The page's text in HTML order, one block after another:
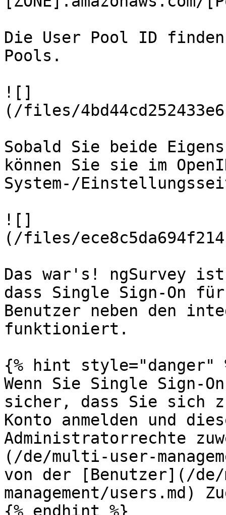
Die User Pool ID
Pools.
![]
(/files/
Sobald Sie beide
können Sie sie im
System-/
![]
(/files/
Das war's! ngSurvey
dass Single Sign-On
Benutzer neben den
funktioniert.
{% hint style="danger"
Wenn Sie Single
sicher, dass Sie sich
Konto anmelden und
Administratorrechte
(/de/multi-user-
von der [Benutzer](/
management/
{% endhint %}